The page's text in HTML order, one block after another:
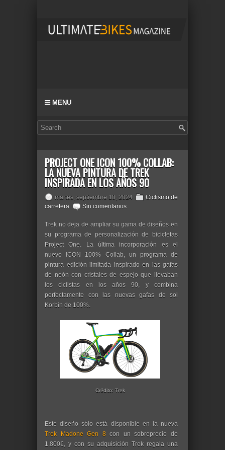
MENU
PROJECT ONE ICON 100% COLLAB:
LA NUEVA PINTURA DE TREK
INSPIRADA EN LOS AÑOS 90
martes, septiembre 10, 2024
Ciclismo de
carretera
Sin comentarios
Trek no deja de ampliar su gama de diseños en
su programa de personalización de bicicletas
Project One. La última incorporación es el
nuevo ICON 100% Collab, un programa de
pintura edición limitada inspirado en las gafas
de neón con cristales de espejo que llevaban
los ciclistas en los años 90, y combina
perfectamente con las nuevas gafas de sol
Korbin de 100%.
Crédito: Trek
Este diseño sólo está disponible en la nueva
Trek Madone Gen 8con un sobreprecio de
1.800€, y con su adquisición Trek regala una